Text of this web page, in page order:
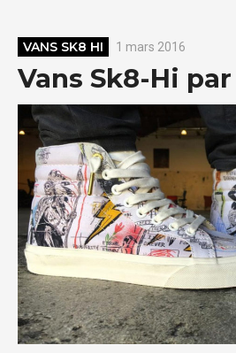
VANS SK8 HI 1 mars 2016
Vans Sk8-Hi